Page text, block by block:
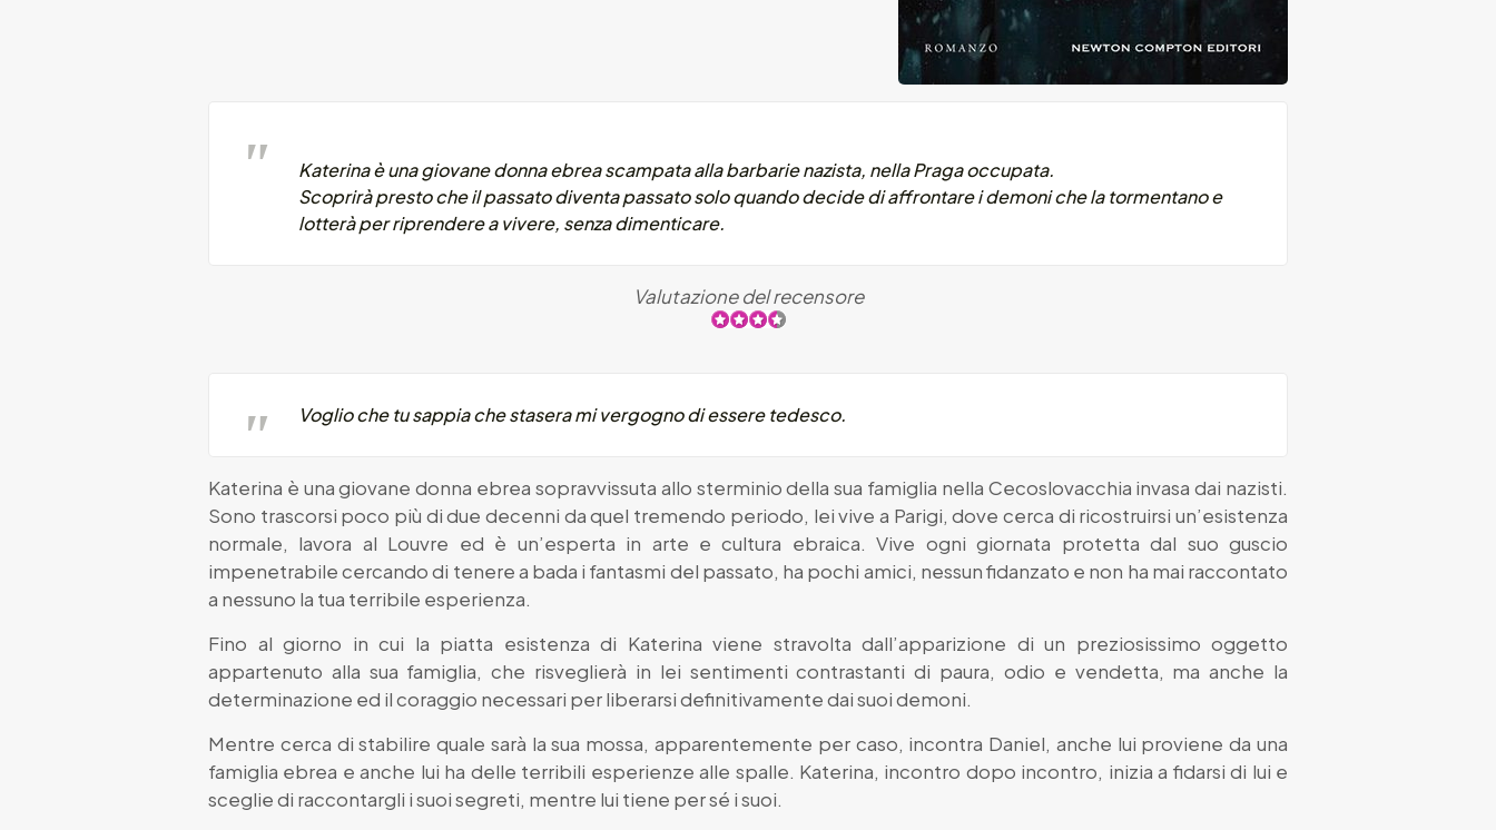
Katerina è una giovane donna ebrea scampata alla barbarie nazista, nella Praga occupata.
Scoprirà presto che il passato diventa passato solo quando decide di affrontare i demoni che la tormentano e
lotterà per riprendere a vivere, senza dimenticare.
Valutazione del recensore
Voglio che tu sappia che stasera mi vergogno di essere tedesco.
Katerina è una giovane donna ebrea sopravvissuta allo sterminio della sua famiglia nella Cecoslovacchia invasa dai nazisti.
Sono trascorsi poco più di due decenni da quel tremendo periodo, lei vive a Parigi, dove cerca di ricostruirsi un’esistenza
normale, lavora al Louvre ed è un’esperta in arte e cultura ebraica. Vive ogni giornata protetta dal suo guscio
impenetrabile cercando di tenere a bada i fantasmi del passato, ha pochi amici, nessun fidanzato e non ha mai raccontato
a nessuno la tua terribile esperienza.
Fino al giorno in cui la piatta esistenza di Katerina viene stravolta dall’apparizione di un preziosissimo oggetto
appartenuto alla sua famiglia, che risveglierà in lei sentimenti contrastanti di paura, odio e vendetta, ma anche la
determinazione ed il coraggio necessari per liberarsi definitivamente dai suoi demoni.
Mentre cerca di stabilire quale sarà la sua mossa, apparentemente per caso, incontra Daniel, anche lui proviene da una
famiglia ebrea e anche lui ha delle terribili esperienze alle spalle. Katerina, incontro dopo incontro, inizia a fidarsi di lui e
sceglie di raccontargli i suoi segreti, mentre lui tiene per sé i suoi.